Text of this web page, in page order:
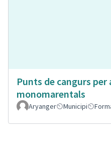
Punts de cangurs per
monomarentals
Aryanger Municipi